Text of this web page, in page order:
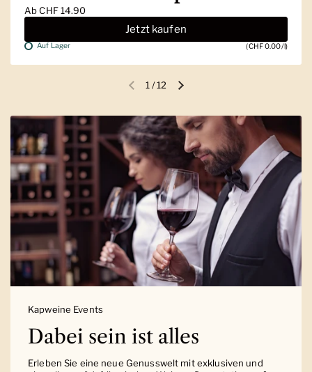
AbCHF 14.90
Jetzt kaufen
Auf Lager (CHF 0.00/l)
Vorherige FolieNächste Folie
1 /12
Kapweine Events
Dabei sein ist alles
Erleben Sie eine neue Genusswelt mit exklusiven und